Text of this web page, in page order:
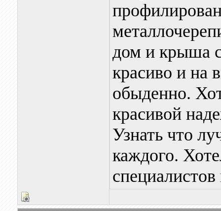
дом и крыша
красиво и на
обыденно.
красивой
Узнать что
каждого.